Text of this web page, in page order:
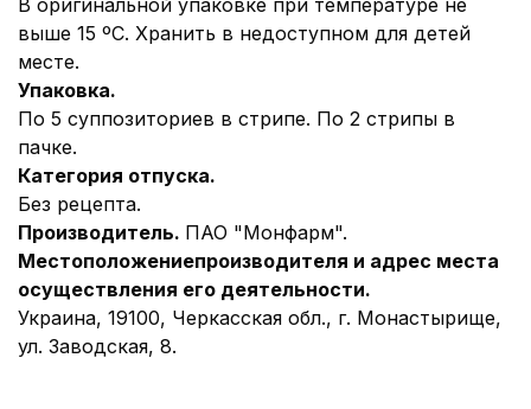
В оригинальной упаковке при температуре не
выше 15 ºС. Хранить в недоступном для детей
месте.
Упаковка.
По 5 суппозиториев в стрипе. По 2 стрипы в
пачке.
Категория отпуска.
Без рецепта.
Производитель. ПАО "Монфарм".
Местоположениепроизводителя и адрес места
осуществления его деятельности.
Украина, 19100, Черкасская обл., г. Монастырище,
ул. Заводская, 8.